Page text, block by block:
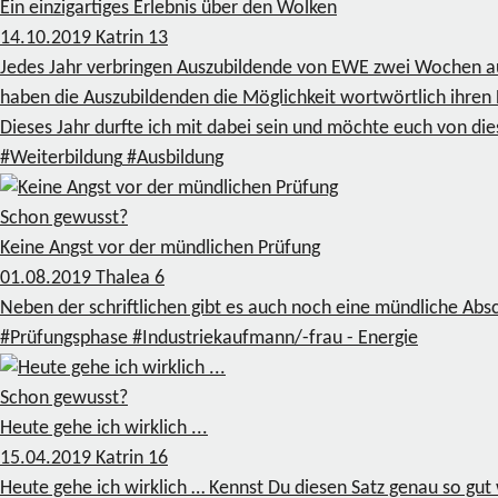
Ein einzigartiges Erlebnis über den Wolken
14.10.2019 Katrin 13
Jedes Jahr verbringen Auszubildende von EWE zwei
haben die Auszubildenden die Möglichkeit wortwörtlich
Dieses Jahr durfte ich mit dabei sein und möchte euch von
#Weiterbildung #Ausbildung
Schon gewusst?
Keine Angst vor der mündlichen Prüfung
01.08.2019 Thalea 6
Neben der schriftlichen gibt es auch noch eine mündliche
#Prüfungsphase #Industriekaufmann/-frau - Energie
Schon gewusst?
Heute gehe ich wirklich ...
15.04.2019 Katrin 16
Heute gehe ich wirklich … Kennst Du diesen Satz genau so